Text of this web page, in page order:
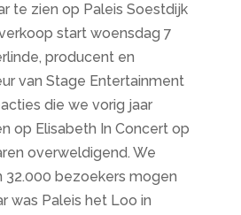
te zien op Paleis Soestdijk
start woensdag 7
producent en
van Stage Entertainment
die we vorig jaar
op Elisabeth In Concert op
overweldigend. We
32.000 bezoekers mogen
was Paleis het Loo in